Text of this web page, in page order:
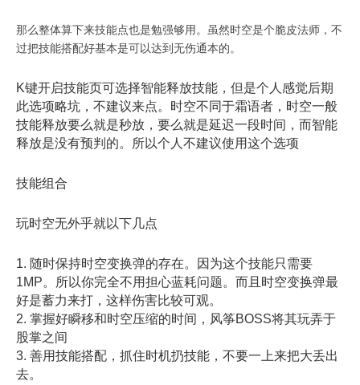
那么整体算下来技能点也是勉强够用。虽然时空是个脆皮法师，不
过把技能搭配好基本是可以达到无伤通本的。
K键开启技能页可选择智能释放技能，但是个人感觉后期
此选项略坑，不建议来点。时空不同于霜语者，时空一般
技能释放要么就是秒放，要么就是延迟一段时间，而智能
释放是没有预判的。所以个人不建议使用这个选项
技能组合
玩时空无外乎就以下几点
1. 随时保持时空变换弹的存在。因为这个技能只需要
1MP。所以你完全不用担心蓝耗问题。而且时空变换弹最
好是蓄力来打，这样伤害比较可观。
2. 掌握好瞬移和时空压缩的时间，风筝BOSS将其玩弄于
股掌之间
3. 善用技能搭配，抓住时机扔技能，不要一上来把大丢出
去。